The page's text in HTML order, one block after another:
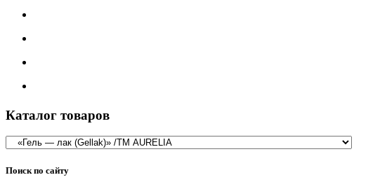
Каталог товаров
Поиск по сайту